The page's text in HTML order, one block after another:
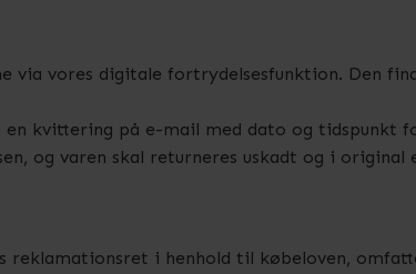
via vores digitale fortrydelsesfunktion. Den
en kvittering på e-mail med dato og
og varen skal returneres uskadt og i original
i henhold til købeloven,